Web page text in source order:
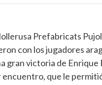
Prefabricats
con los jugadores
gran victoria de Enrique
que le